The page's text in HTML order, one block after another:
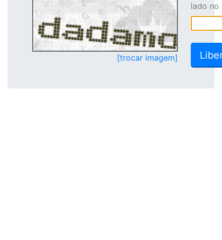
[trocar imagem]
lado no